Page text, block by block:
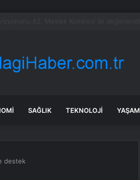
SAĞLIK TEKNOLOJI YAŞAM
destek